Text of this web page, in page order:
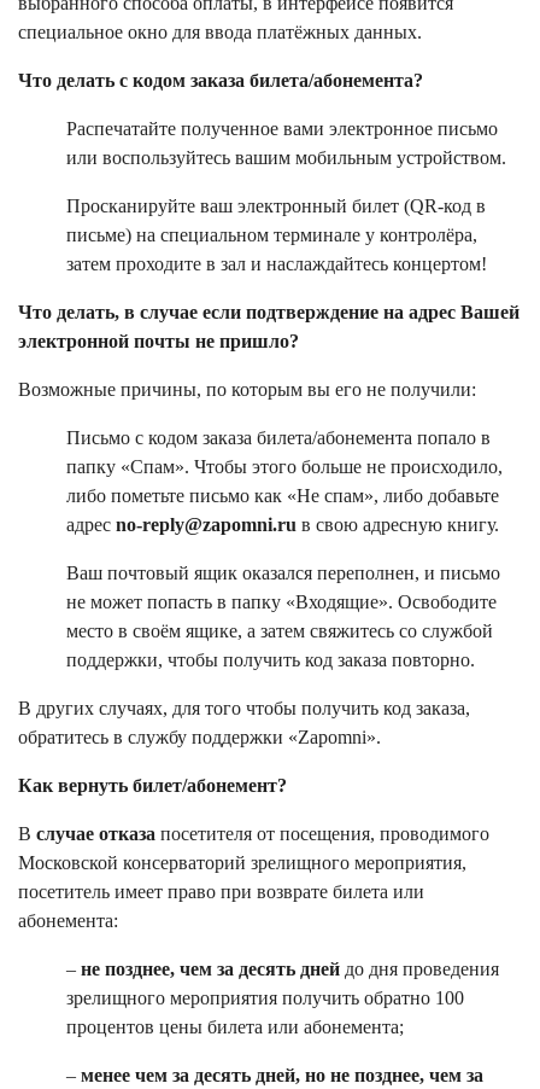
специальное окно для ввода платёжных данных.
Что делать с кодом заказа билета/абонемента?
Распечатайте полученное вами электронное письмо
или воспользуйтесь вашим мобильным устройством.
Просканируйте ваш электронный билет (QR-код в
письме) на специальном терминале у контролёра,
затем проходите в зал и наслаждайтесь концертом!
Что делать, в случае если подтверждение на адрес Вашей
электронной почты не пришло?
Возможные причины, по которым вы его не получили:
Письмо с кодом заказа билета/абонемента попало в
папку «Спам». Чтобы этого больше не происходило,
либо пометьте письмо как «Не спам», либо добавьте
адрес no-reply@zapomni.ru в свою адресную книгу.
Ваш почтовый ящик оказался переполнен, и письмо
не может попасть в папку «Входящие». Освободите
место в своём ящике, а затем свяжитесь со службой
поддержки, чтобы получить код заказа повторно.
В других случаях, для того чтобы получить код заказа,
обратитесь в службу поддержки «Zapomni».
Как вернуть билет/абонемент?
В случае отказа посетителя от посещения, проводимого
Московской консерваторий зрелищного мероприятия,
посетитель имеет право при возврате билета или
абонемента:
– не позднее, чем за десять дней до дня проведения
зрелищного мероприятия получить обратно 100
процентов цены билета или абонемента;
– менее чем за десять дней, но не позднее, чем за